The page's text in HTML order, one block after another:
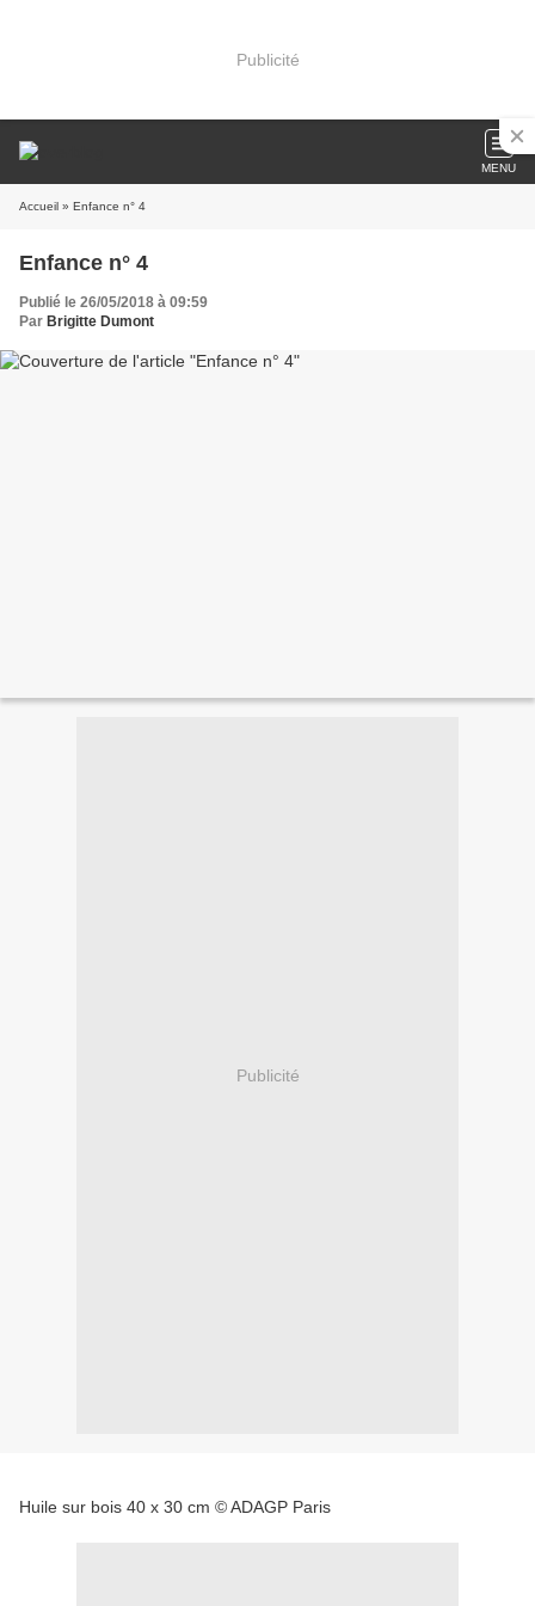
Publicité
MENU
Accueil » Enfance n° 4
Enfance n° 4
Publié le 26/05/2018 à 09:59
Par Brigitte Dumont
Publicité
Huile sur bois 40 x 30 cm © ADAGP Paris